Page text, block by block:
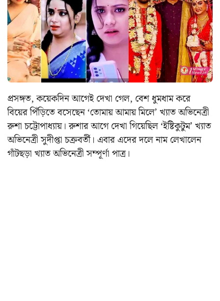
প্রসঙ্গত, কয়েকদিন আগেই দেখা গেল, বেশ ধুমধাম করে
বিয়ের পিঁড়িতে বসেছেন ‘তোমায় আমায় মিলে’ খ্যাত অভিনেত্রী
রুশা চট্টোপাধ্যায়। রুশার আগে দেখা গিয়েছিল ‘ইষ্টিকুটুম’ খ্যাত
অভিনেত্রী সুদীপ্তা চক্রবর্তী। এবার এদের দলে নাম লেখালেন
গাঁটছড়া খ্যাত অভিনেত্রী সম্পূর্ণা পাত্র।